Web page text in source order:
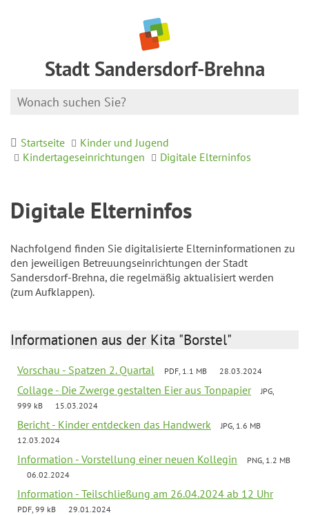
Stadt Sandersdorf-Brehna
Startseite
Kinder und Jugend
Kindertageseinrichtungen
Digitale Elterninfos
Digitale Elterninfos
Nachfolgend finden Sie digitalisierte Elterninformationen zu
den jeweiligen Betreuungseinrichtungen der Stadt
Sandersdorf-Brehna, die regelmäßig aktualisiert werden
(zum Aufklappen).
Informationen aus der Kita "Borstel"
Vorschau - Spatzen 2. Quartal PDF, 1.1 MB 28.03.2024
Collage - Die Zwerge gestalten Eier aus Tonpapier
JPG,
999 kB
15.03.2024
Bericht - Kinder entdecken das Handwerk
JPG, 1.6 MB
12.03.2024
Information - Vorstellung einer neuen Kollegin
PNG, 1.2 MB
06.02.2024
Information - Teilschließung am 26.04.2024 ab 12 Uhr
PDF, 99 kB 29.01.2024